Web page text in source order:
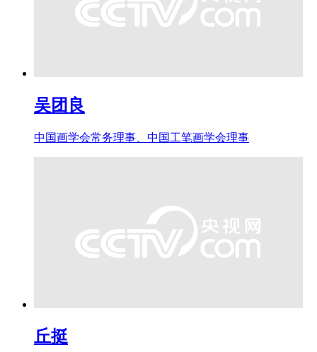
吴团良
中国画学会常务理事、中国工笔画学会理事
丘挺